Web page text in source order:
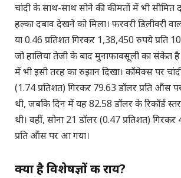
चांदी के साथ-साथ सोने की कीमतों में भी सीमित
हल्का दबाव देखने को मिला। फरवरी डिलीवरी
या 0.46 प्रतिशत गिरकर 1,38,450 रुपये प्रति
जो हालिया तेजी के बाद मुनाफावसूली का संकेत है।
में भी इसी तरह का रुझान दिखा। कॉमेक्स पर
(1.74 प्रतिशत) गिरकर 79.63 डॉलर प्रति औंस
थी, जबकि दिन में यह 82.58 डॉलर के रिकॉर्ड
थी। वहीं, सोना 21 डॉलर (0.47 प्रतिशत)
प्रति औंस पर आ गया।
क्या है विशेषज्ञों की राय?